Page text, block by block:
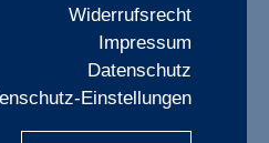
Widerrufsrecht
Impressum
Datenschutz
Einstellungen